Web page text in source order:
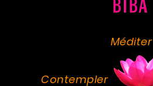
Méditer
Contempler